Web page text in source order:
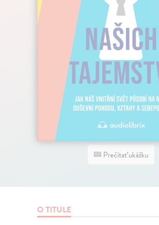
Prečítať ukážku
O TITULE